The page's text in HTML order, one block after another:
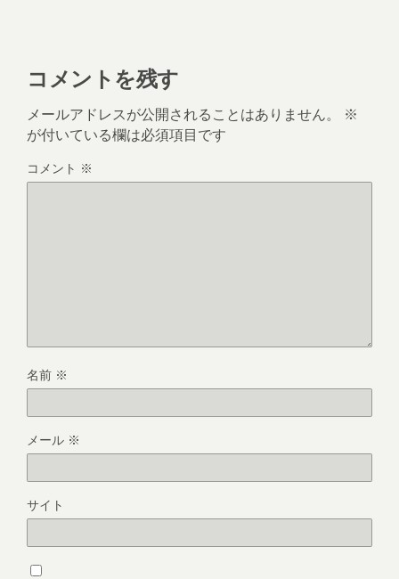
コメントを残す
メールアドレスが公開されることはありません。
※
が付いている欄は必須項目です
コメント ※
名前 ※
メール ※
サイト